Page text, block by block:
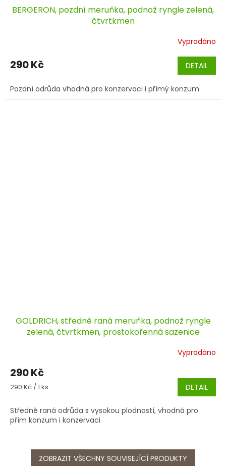
BERGERON, pozdní meruňka, podnož ryngle zelená,
čtvrtkmen
Vyprodáno
290 Kč DETAIL
Pozdní odrůda vhodná pro konzervaci i přímý konzum
GOLDRICH, středně raná meruňka, podnož ryngle
zelená, čtvrtkmen, prostokořenná sazenice
Vyprodáno
290 Kč
Měrná
290 Kč / 1 ks DETAIL
Středně raná odrůda s vysokou plodností, vhodná pro
přím konzum i konzervaci
ZOBRAZIT VŠECHNY SOUVISEJÍCÍ PRODUKTY